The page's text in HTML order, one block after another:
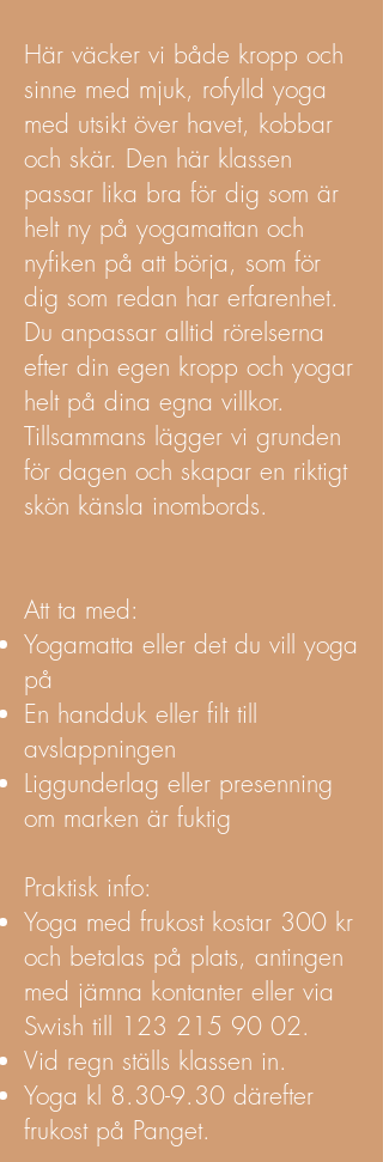
Här väcker vi både kropp och
sinne med mjuk, rofylld yoga
med utsikt över havet, kobbar
och skär. Den här klassen
passar lika bra för dig som är
helt ny på yogamattan och
nyfiken på att börja, som för
dig som redan har erfarenhet.
Du anpassar alltid rörelserna
efter din egen kropp och yogar
helt på dina egna villkor.
Tillsammans lägger vi grunden
för dagen och skapar en riktigt
skön känsla inombords.
Att ta med:
Yogamatta eller det du vill yoga
på
En handduk eller filt till
avslappningen
Liggunderlag eller presenning
om marken är fuktig
Praktisk info:
Yoga med frukost kostar 300 kr
och betalas på plats, antingen
med jämna kontanter eller via
Swish till
123 215 90 02.
Vid regn ställs klassen in.
Yoga kl 8.30-9.30 därefter
frukost på Panget.